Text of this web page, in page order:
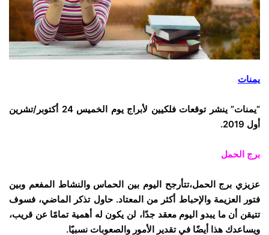
يمنات
“يمنات” ينشر توقعات فلكيين لأبراج يوم الخميس 24 أكتوبر/تشرين
أول 2019.
برج الحمل
عزيزي برج الحمل،تتأرجح اليوم بين الحماس والنشاط المفعم وبين
فتور العزيمة والإحباط أكثر من المعتاد. حاول تذكر الماضي، فسوف
تتيقن أن ما يبدو اليوم معقد جدًا، لن يكون له أهمية تمامًا عن قريب،
ويساعدك هذا أيضًا في تقدير الأمور والصعوبات نسبيًا.